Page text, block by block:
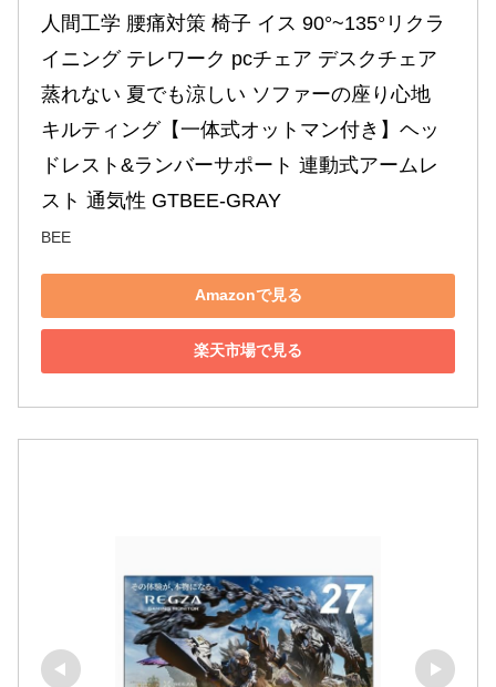
人間工学 腰痛対策 椅子 イス 90°~135°リクラ
イニング テレワーク pcチェア デスクチェア
蒸れない 夏でも涼しい ソファーの座り心地
キルティング【一体式オットマン付き】ヘッ
ドレスト&ランバーサポート 連動式アームレ
スト 通気性 GTBEE-GRAY
BEE
Amazonで見る
楽天市場で見る